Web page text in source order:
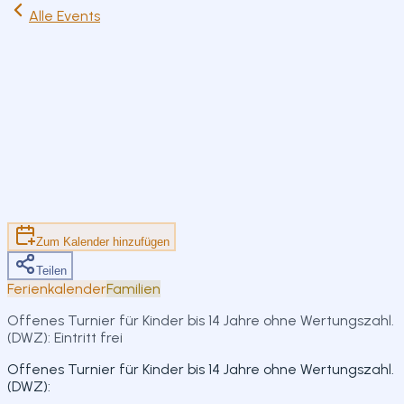
Alle Events
Teilen
Zum Kalender hinzufügen
Teilen
FerienkalenderFamilien
Offenes Turnier für Kinder bis 14 Jahre ohne Wertungszahl.
(DWZ): Eintritt frei
Offenes Turnier für Kinder bis 14 Jahre ohne Wertungszahl.
(DWZ):